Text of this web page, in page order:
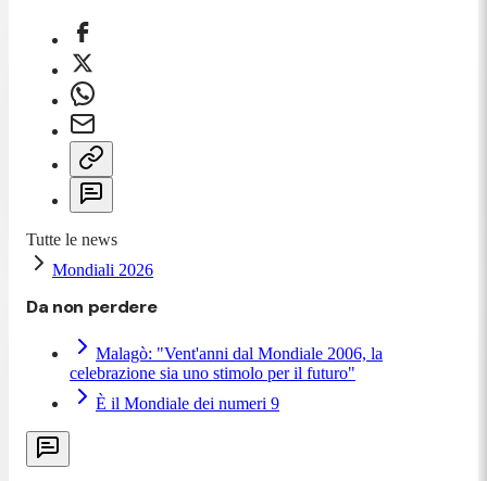
Tutte le news
Mondiali 2026
Da non perdere
Malagò: "Vent'anni dal Mondiale 2006, la
celebrazione sia uno stimolo per il futuro"
È il Mondiale dei numeri 9